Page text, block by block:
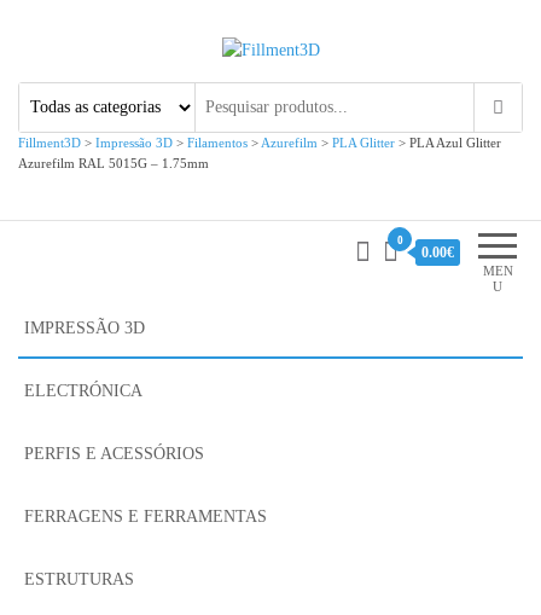
Fillment3D
Fillment3D > Impressão 3D > Filamentos > Azurefilm > PLA Glitter > PLA Azul Glitter
Azurefilm RAL 5015G – 1.75mm
MEN
U
0
0.00€
IMPRESSÃO 3D
ELECTRÓNICA
PERFIS E ACESSÓRIOS
FERRAGENS E FERRAMENTAS
ESTRUTURAS